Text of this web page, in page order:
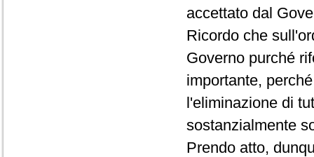
accettato dal
Ricordo che
Governo purché
importante,
l'eliminazione di
sostanzialmente
Prendo atto,